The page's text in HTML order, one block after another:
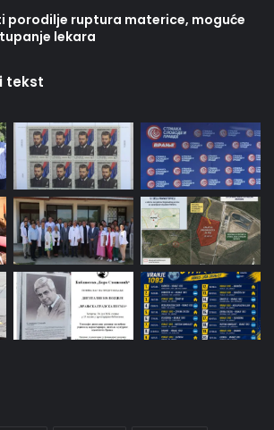
porodilje ruptura materice, moguće
lekara
tekst